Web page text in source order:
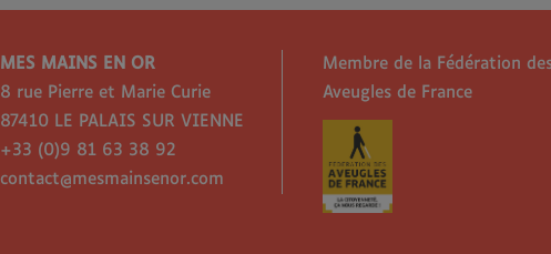
MES MAINS EN OR
8 rue Pierre et Marie Curie
87410 LE PALAIS SUR VIENNE
+33 (0)9 81 63 38 92
contact@mesmainsenor.com
Membre de la Fédération
Aveugles de France